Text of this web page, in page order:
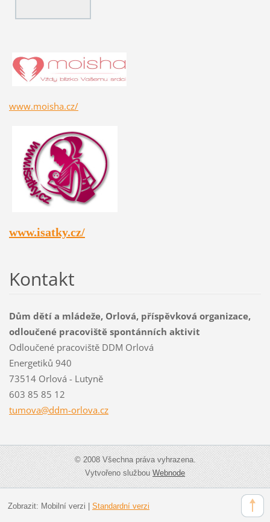
www.moisha.cz/
www.isatky.cz/
Kontakt
Dům dětí a mládeže, Orlová, příspěvková organizace,
odloučené pracoviště spontánních aktivit
Odloučené pracoviště DDM Orlová
Energetiků 940
73514 Orlová - Lutyně
603 85 85 12
tumova@ddm-orlova.cz
© 2008 Všechna práva vyhrazena.
Vytvořeno službouWebnode
Zobrazit: Mobilní verzi Standardní verzi